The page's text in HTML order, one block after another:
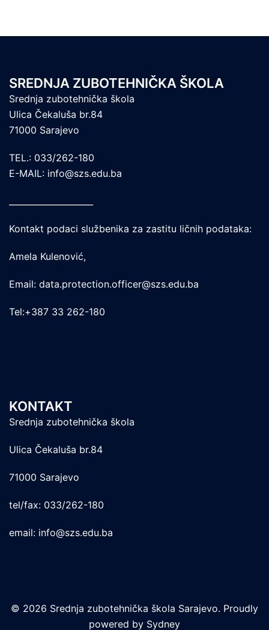
SREDNJA ZUBOTEHNIČKA ŠKOLA
Srednja zubotehnička škola
Ulica Čekaluša br.84
71000 Sarajevo
TEL.: 033/262-180
E-MAIL: info@szs.edu.ba
Kontakt podaci službenika za zastitu ličnih podataka:
Amela Kulenović,
Email: data.protection.officer@szs.edu.ba
Tel:+387 33 262-180
KONTAKT
Srednja zubotehnička škola
Ulica Čekaluša br.84
71000 Sarajevo
tel/fax: 033/262-180
email: info@szs.edu.ba
© 2026 Srednja zubotehnička škola Sarajevo. Proudly
powered by Sydney